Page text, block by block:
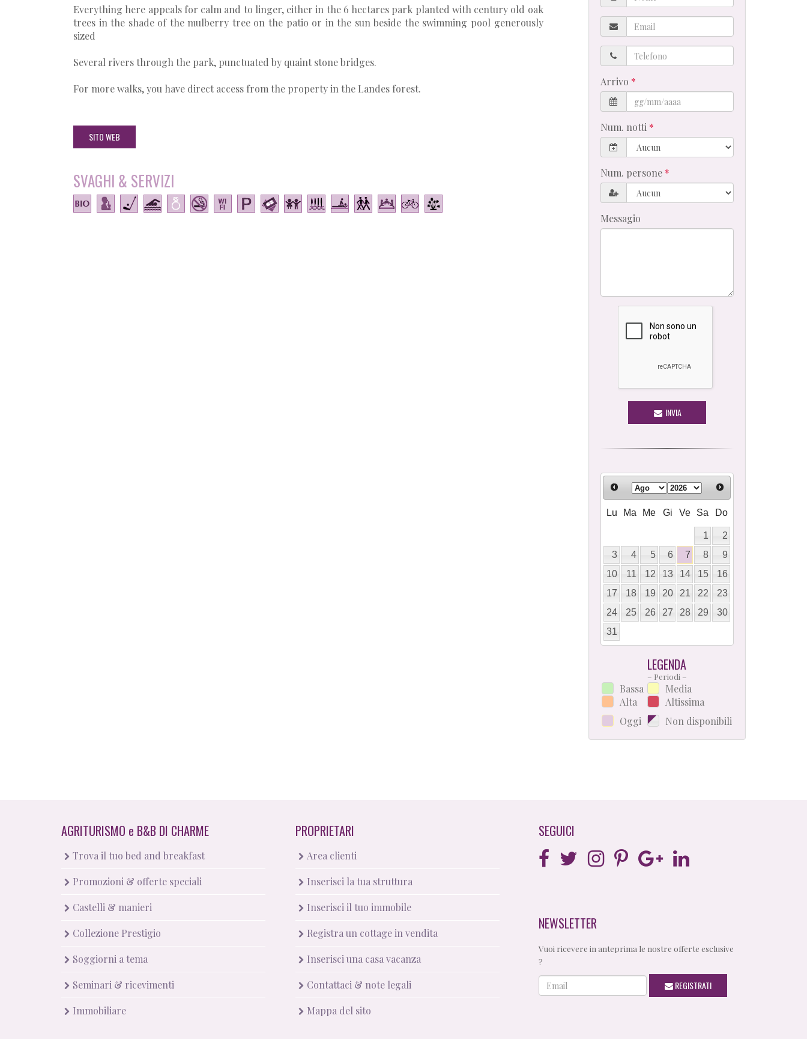
Everything here appeals for calm and to linger, either in the 6 hectares park planted with century old oak
trees in the shade of the mulberry tree on the patio or in the sun beside the swimming pool generously
sized
Several rivers through the park, punctuated by quaint stone bridges.
For more walks, you have direct access from the property in the Landes forest.
SITO WEB
SVAGHI & SERVIZI
Email
Telefono
Arrivo
Num. notti
Num. persone
Messagio
INVIA
Lu Ma Me Gi Ve Sa Do
1
2
3
4 5 6 7 8
9
10
11 12 13 14 15
16
17
18 19 20 21 22
23
24
25 26 27 28 29
30
31
LEGENDA
– Periodi –
Bassa
Alta
Oggi
Media
Altissima
Non disponibili
AGRITURISMO e B&B DI CHARME
Trova il tuo bed and breakfast
Promozioni & offerte speciali
Castelli & manieri
Collezione Prestigio
Soggiorni a tema
Seminari & ricevimenti
Immobiliare
PROPRIETARI
Area clienti
Inserisci la tua struttura
Inserisci il tuo immobile
Registra un cottage in vendita
Inserisci una casa vacanza
Contattaci & note legali
Mappa del sito
SEGUICI
NEWSLETTER
Vuoi ricevere in anteprima le nostre offerte esclusive
?
Email REGISTRATI